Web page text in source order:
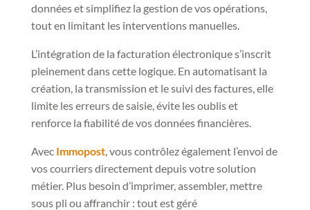
données et simplifiez la gestion de vos opérations,
tout en limitant les interventions manuelles.
L’intégration de la facturation électronique s’inscrit
pleinement dans cette logique. En automatisant la
création, la transmission et le suivi des factures, elle
limite les erreurs de saisie, évite les oublis et
renforce la fiabilité de vos données financières.
Avec Immopost, vous contrôlez également l’envoi de
vos courriers directement depuis votre solution
métier. Plus besoin d’imprimer, assembler, mettre
sous pli ou affranchir : tout est géré